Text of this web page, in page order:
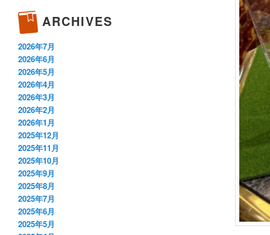
ARCHIVES
2026年7月
2026年6月
2026年5月
2026年4月
2026年3月
2026年2月
2026年1月
2025年12月
2025年11月
2025年10月
2025年9月
2025年8月
2025年7月
2025年6月
2025年5月